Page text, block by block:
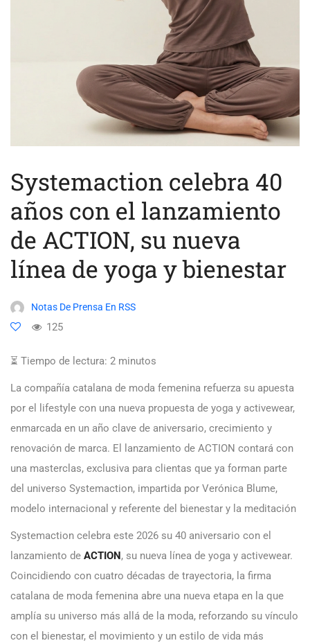
Systemaction celebra 40
años con el lanzamiento
de ACTION, su nueva
línea de yoga y bienestar
Notas De Prensa En RSS
125
⏳ Tiempo de lectura: 2 minutos
La compañía catalana de moda femenina refuerza su apuesta
por el lifestyle con una nueva propuesta de yoga y activewear,
enmarcada en un año clave de aniversario, crecimiento y
renovación de marca. El lanzamiento de ACTION contará con
una masterclas, exclusiva para clientas que ya forman parte
del universo Systemaction, impartida por Verónica Blume,
modelo internacional y referente del bienestar y la meditación
Systemaction celebra este 2026 su 40 aniversario con el
lanzamiento de ACTION, su nueva línea de yoga y activewear.
Coincidiendo con cuatro décadas de trayectoria, la firma
catalana de moda femenina abre una nueva etapa en la que
amplía su universo más allá de la moda, reforzando su vínculo
con el bienestar, el movimiento y un estilo de vida más